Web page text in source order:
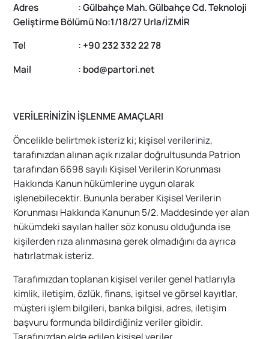
Adres : Gülbahçe Mah. Gülbahçe Cd. Teknoloji
Geliştirme Bölümü No:1/18/27 Urla/İZMİR
Tel : +90 232 332 22 78
Mail : bod@partori.net
VERİLERİNİZİN İŞLENME AMAÇLARI
Öncelikle belirtmek isteriz ki; kişisel verileriniz,
tarafınızdan alınan açık rızalar doğrultusunda Patrion
tarafından 6698 sayılı Kişisel Verilerin Korunması
Hakkında Kanun hükümlerine uygun olarak
işlenebilecektir. Bununla beraber Kişisel Verilerin
Korunması Hakkında Kanunun 5/2. Maddesinde yer alan
hükümdeki sayılan haller söz konusu olduğunda ise
kişilerden rıza alınmasına gerek olmadığını da ayrıca
hatırlatmak isteriz.
Tarafımızdan toplanan kişisel veriler genel hatlarıyla
kimlik, iletişim, özlük, finans, işitsel ve görsel kayıtlar,
müşteri işlem bilgileri, banka bilgisi, adres, iletişim
başvuru formunda bildirdiğiniz veriler gibidir.